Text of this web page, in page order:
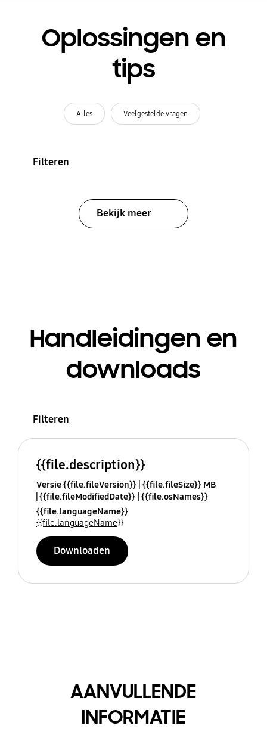
Oplossingen en
tips
Alles Veelgestelde vragen
Filteren
Bekijk meer
Handleidingen en
downloads
Filteren
{{file.description}}
Versie {{file.fileVersion}} {{file.fileSize}} MB
{{file.fileModifiedDate}} {{file.osNames}}
{{file.languageName}}
{{file.languageName}}
Downloaden
AANVULLENDE
INFORMATIE